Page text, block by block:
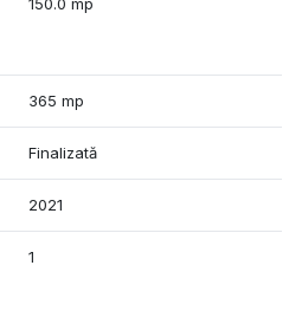
365 mp
Finalizată
2021
1